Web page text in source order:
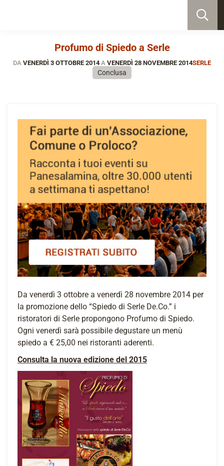
Profumo di Spiedo a Serle
DA VENERDÌ 3 OTTOBRE 2014A VENERDÌ 28 NOVEMBRE 2014SERLE
Conclusa
Da venerdì 3 ottobre a venerdì 28 novembre 2014 per
la promozione dello “Spiedo di Serle De.Co.” i
ristoratori di Serle propongono Profumo di Spiedo.
Ogni venerdì sarà possibile degustare un menù
spiedo a € 25,00 nei ristoranti aderenti.
Consulta la nuova edizione del 2015